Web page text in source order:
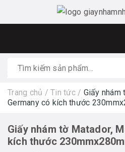
Trang chủ / Tin tức / Giấy nhám
Germany có kích thước
Giấy nhám tờ Matador,
kích thước